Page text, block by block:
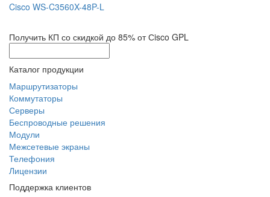
Cisco WS-C3560X-48P-L
Получить КП со скидкой до 85% от Сisco GPL
Каталог продукции
Маршрутизаторы
Коммутаторы
Серверы
Беспроводные решения
Модули
Межсетевые экраны
Телефония
Лицензии
Поддержка клиентов